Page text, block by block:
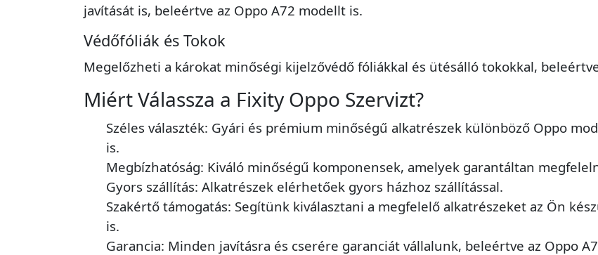
javítását is, beleértve az Oppo A72 modellt is.
Védőfóliák és Tokok
Megelőzheti a károkat minőségi kijelzővédő fóliákkal és ütésálló tokokkal,
Miért Válassza a Fixity Oppo Szervizt?
Széles választék: Gyári és prémium minőségű alkatrészek különböző Oppo
is.
Megbízhatóság: Kiváló minőségű komponensek, amelyek garantáltan
Gyors szállítás: Alkatrészek elérhetőek gyors házhoz szállítással.
Szakértő támogatás: Segítünk kiválasztani a megfelelő alkatrészeket az Ön
is.
Garancia: Minden javításra és cserére garanciát vállalunk, beleértve az Oppo